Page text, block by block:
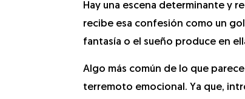
Hay una escena determinante y
recibe esa confesión como un
fantasía o el sueño produce en
Algo más común de lo que
terremoto emocional. Ya que,